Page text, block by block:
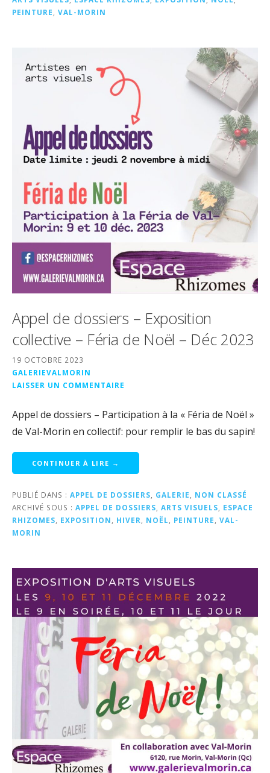
PEINTURE
VAL-MORIN
Appel de dossiers – Exposition
collective – Féria de Noël – Déc 2023
19 OCTOBRE 2023
GALERIEVALMORIN
LAISSER UN COMMENTAIRE
Appel de dossiers – Participation à la « Féria de Noël »
de Val-Morin en collectif: pour remplir le bas du sapin!
CONTINUER À LIRE →
PUBLIÉ DANS : APPEL DE DOSSIERS GALERIE
NON CLASSÉ
ARCHIVÉ SOUS : APPEL DE DOSSIERS ARTS VISUELS
ESPACE
RHIZOMES
EXPOSITION HIVER NOËL PEINTURE
VAL-
MORIN